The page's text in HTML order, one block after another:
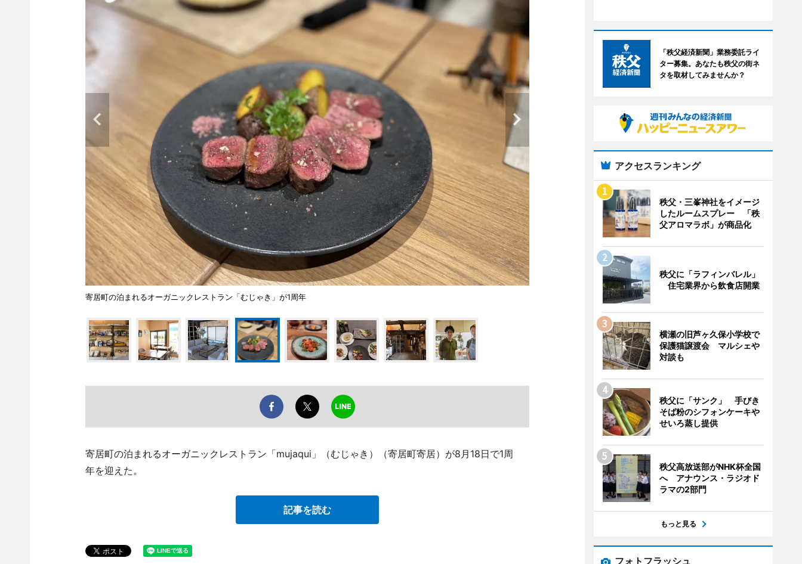
寄居町の泊まれるオーガニックレストラン「むじゃき」が1周年
寄居町の泊まれるオーガニックレストラン「mujaqui」（むじゃき）（寄居町寄居）が8月18日で1周
年を迎えた。
記事を読む
「秩父経済新聞」業務委託ライ
ター募集。あなたも秩父の街ネ
タを取材してみませんか？
アクセスランキング
秩父・三峯神社をイメージ
したルームスプレー 「秩
父アロマラボ」が商品化
秩父に「ラフィンバレル」
住宅業界から飲食店開業
横瀬の旧芦ヶ久保小学校で
保護猫譲渡会 マルシェや
対談も
秩父に「サンク」 手びき
そば粉のシフォンケーキや
せいろ蒸し提供
秩父高放送部がNHK杯全国
へ アナウンス・ラジオド
ラマの2部門
もっと見る
フォトフラッシュ